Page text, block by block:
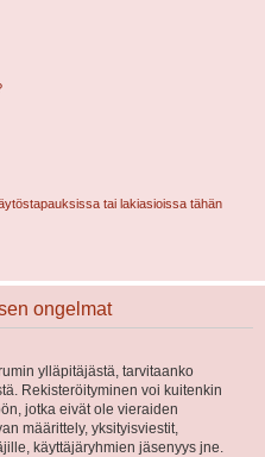
tai lakiasioissa tähän
ongelmat
ylläpitäjästä, tarvitaanko
Rekisteröityminen voi kuitenkin
jotka eivät ole vieraiden
määrittely, yksityisviestit,
käyttäjäryhmien jäsenyys jne.